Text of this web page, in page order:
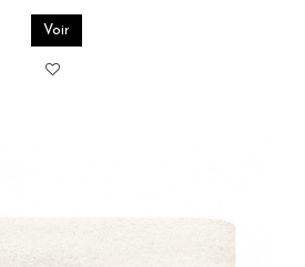
Voir